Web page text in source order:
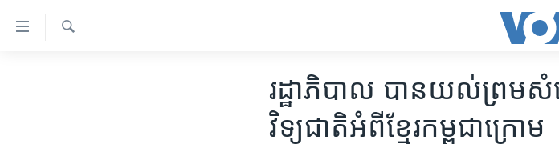
ទៅ​
រដ្ឋាភិបាល បានយល់ព្រម
វិទ្យុជាតិអំពីខ្មែរកម្ពុជាក្រោម